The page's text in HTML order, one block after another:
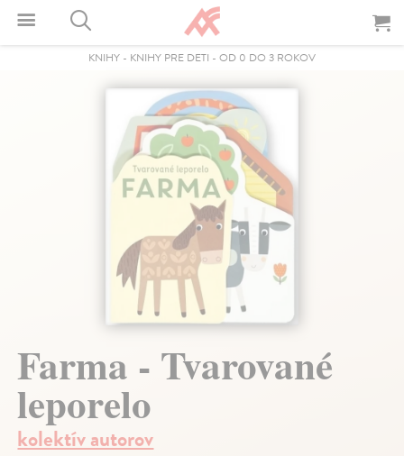
KNIHY - KNIHY PRE DETI - OD 0 DO 3 ROKOV
Farma - Tvarované
leporelo
kolektív autorov